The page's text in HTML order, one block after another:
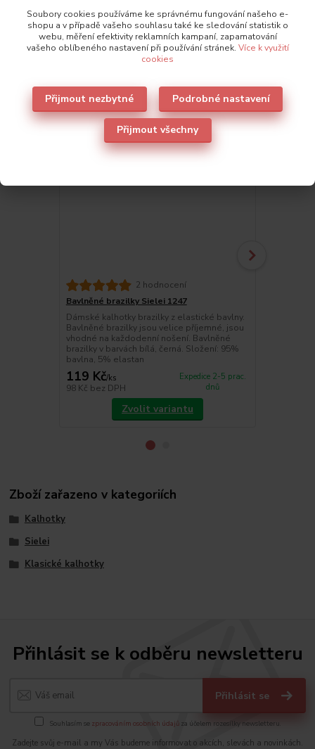
Také doporučujeme 2
2 hodnocení
Bavlněné brazilky Sielei 1247
Dámské kalhotky brazilky z elastické bavlny.
Bavlněné brazilky jsou velice příjemné, jsou
vhodné na každodenní nošení. Bavlněné
brazilky v barvách bílá, černá. Složení: 95%
bavlna, 5% elastan
119 Kč/ks
98 Kč bez DPH
Expedice 2-5 prac.
dnů
Zvolit variantu
Zboží zařazeno v kategoriích
Kalhotky
Sielei
Klasické kalhotky
Přihlásit se k odběru newsletteru
Přihlásit se
Souhlasím se zpracováním osobních údajů za účelem rozesílky newsletteru.
Zadejte svůj e-mail a my Vás budeme informovat o akcích, slevách a novinkách.
Soubory cookies používáme ke správnému fungování našeho e-
shopu a v případě vašeho souhlasu také ke sledování statistik o
webu, měření efektivity reklamních kampaní, zapamatování
vašeho oblíbeného nastavení při používání stránek. Více k využití
cookies
Přijmout nezbytné Podrobné nastavení
Přijmout všechny